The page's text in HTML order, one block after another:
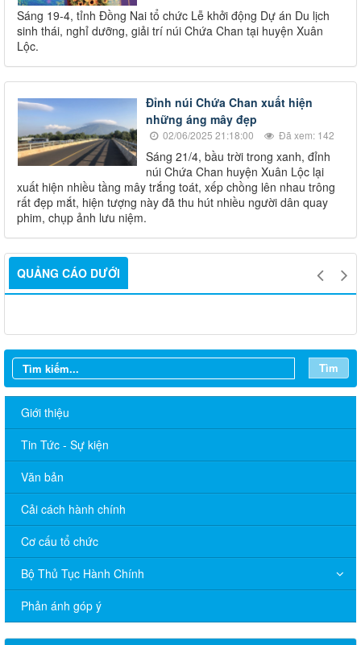
Sáng 19-4, tỉnh Đồng Nai tổ chức Lễ khởi động Dự án Du lịch
sinh thái, nghỉ dưỡng, giải trí núi Chứa Chan tại huyện Xuân
Lộc.
Đỉnh núi Chứa Chan xuất hiện
những áng mây đẹp
02/06/2025 21:18:00 Đã xem: 142
Sáng 21/4, bầu trời trong xanh, đỉnh
núi Chứa Chan huyện Xuân Lộc lại
xuất hiện nhiều tầng mây trắng toát, xếp chồng lên nhau trông
rất đẹp mắt, hiện tượng này đã thu hút nhiều người dân quay
phim, chụp ảnh lưu niệm.
QUẢNG CÁO DƯỚI
Tìm
Giới thiệu
Tin Tức - Sự kiện
Văn bản
Cải cách hành chính
Cơ cấu tổ chức
Bộ Thủ Tục Hành Chính
Phản ánh góp ý
Lịch làm việc UBND xã Tân Hưng, tuần 15 năm 2026
LỊCH LÀM VIỆC UBND XÃ TÂN HƯNG Tuần 14 (từ ngày 6/4